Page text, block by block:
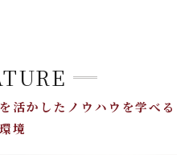
活かしたノウハウを学べる
環境